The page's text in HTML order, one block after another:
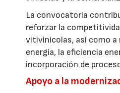
La convocatoria
reforzar la
vitivinícolas, así como a
energía, la eficiencia
incorporación de
Apoyo a la